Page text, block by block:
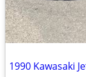
1990 Kawasaki